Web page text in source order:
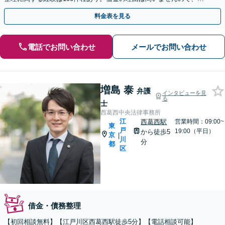
ずは督促・取り立てをストップしましょう。
料金表を見る
電話でお問い合わせ メールでお問い合わせ
増島 泰 弁護
士
インタビューを見
る
西葛西中央法律事務所
東
京
都
|
江
戸
川
区
西葛西駅
から徒歩5
分
営業時間：09:00~
19:00（平日）
借金・債務整理
【初回相談無料】【江戸川区西葛西駅徒歩5分】【電話相談可能】